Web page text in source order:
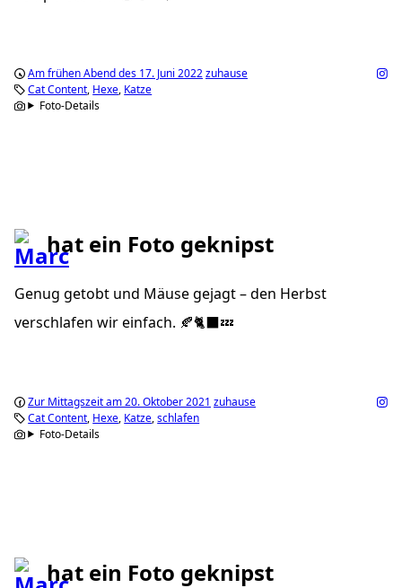
Am frühen Abend des 17. Juni 2022zuhause
Cat Content Hexe Katze
Foto-Details
hat ein Foto geknipst
Genug getobt und Mäuse gejagt – den Herbst
verschlafen wir einfach. 🍂🐈‍⬛💤
Zur Mittagszeit am 20. Oktober 2021 zuhause
Cat Content Hexe Katze schlafen
Foto-Details
hat ein Foto geknipst